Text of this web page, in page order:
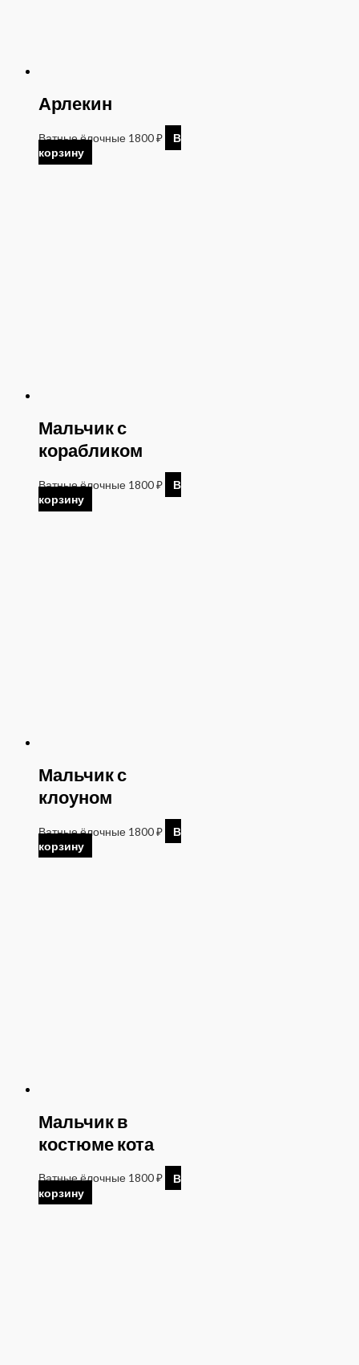
Арлекин
Ватные ёлочные 1800₽
В
корзину
Мальчик с
корабликом
Ватные ёлочные 1800₽
В
корзину
Мальчик с
клоуном
Ватные ёлочные 1800₽
В
корзину
Мальчик в
костюме кота
Ватные ёлочные 1800₽
В
корзину